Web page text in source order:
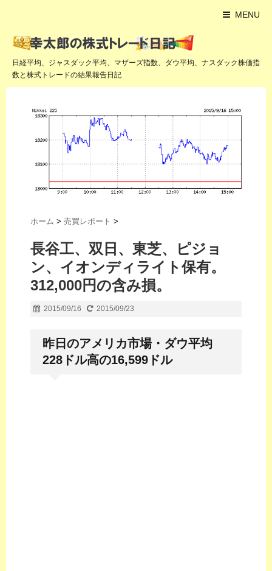
MENU
日経平均、ジャスダック平均、マザーズ指数、ダウ平均、ナスダック株価指
数と株式トレードの結果報告日記
ホーム > 売買レポート >
長谷工、双日、東芝、ピジョ
ン、イオンディライト保有。
312,000円の含み損。
2015/09/16 2015/09/23
昨日のアメリカ市場・ダウ平均
228ドル高の16,599ドル